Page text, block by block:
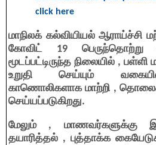
click here
மாநிலக் கல்வியியல் ஆராய்ச்சி
கோவிட் 19 பெருந்தொற்று
மூடப்பட்டிருந்த நிலையில் ,
உறுதி செய்யும்
காணொலிகளாக மாற்றி ,
செய்யப்படுகிறது.
மேலும் , மாணவர்களுக்கு
தயாரித்தல் , புத்தாக்க